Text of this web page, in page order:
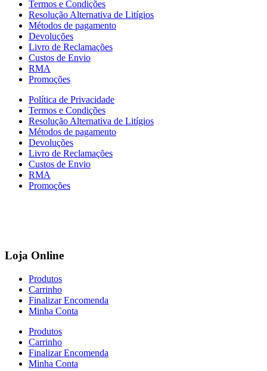
Termos e Condições
Resolução Alternativa de Litígios
Métodos de pagamento
Devoluções
Livro de Reclamações
Custos de Envio
RMA
Promoções
Política de Privacidade
Termos e Condições
Resolução Alternativa de Litígios
Métodos de pagamento
Devoluções
Livro de Reclamações
Custos de Envio
RMA
Promoções
Loja Online
Produtos
Carrinho
Finalizar Encomenda
Minha Conta
Produtos
Carrinho
Finalizar Encomenda
Minha Conta